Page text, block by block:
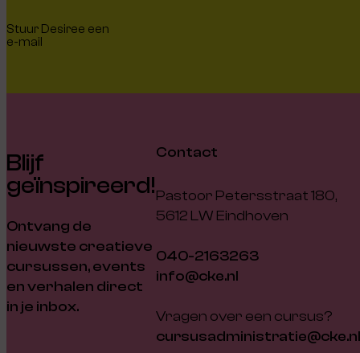
Stuur Desiree een
e-mail
Blijf
geïnspireerd!
Ontvang de
nieuwste creatieve
cursussen, events
en verhalen direct
in je inbox.
Contact
Pastoor Petersstraat 180,
5612 LW Eindhoven
040-2163263
info@cke.nl
Vragen over een cursus?
cursusadministratie@cke.nl